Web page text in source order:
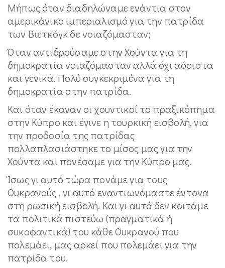
Μήπως όταν διαδηλώναμε ενάντια στον
αμερικάνικο ιμπεριαλισμό για την πατρίδα
των Βιετκόγκ δε νοιαζόμασταν;
Όταν αντιδρούσαμε στην Χούντα για τη
δημοκρατία νοιαζόμασταν αλλά όχι αόριστα
και γενικά. Πολύ συγκεκριμένα για τη
δημοκρατία στην πατρίδα.
Και όταν έκαναν οι χουντικοί το πραξικόπημα
στην Κύπρο και έγινε η τουρκική εισβολή, για
την προδοσία της πατρίδας
πολλαπλασιάστηκε το μίσος μας για την
Χούντα και πονέσαμε για την Κύπρο μας.
Ίσως γι αυτό τώρα πονάμε για τους
Ουκρανούς , γι αυτό εναντιωνόμαστε έντονα
στη ρωσική εισβολή. Και γι αυτό δεν κοιτάμε
τα πολιτικά πιστεύω (πραγματικά ή
συκοφαντικά) του κάθε Ουκρανού που
πολεμάει, μας αρκεί που πολεμάει για την
πατρίδα του.